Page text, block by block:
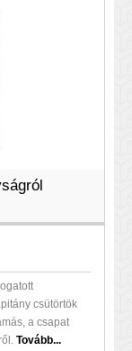
csütörtök
a csapat
Tovább...